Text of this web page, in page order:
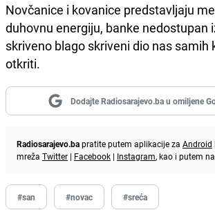
Novčanice i kovanice predstavljaju
duhovnu energiju, banke nedostupan
skriveno blago skriveni dio nas samih
otkriti.
Dodajte Radiosarajevo.ba u omiljene
Radiosarajevo.bapratite putem aplikacije za Android
mreža Twitter | Facebook | Instagram, kao i putem
#san #novac #sreća